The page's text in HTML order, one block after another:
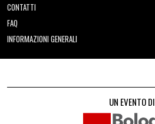
CONTATTI
FAQ
INFORMAZIONI GENERALI
UN EVENTO DI